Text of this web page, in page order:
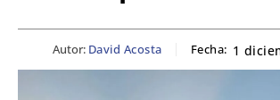
Autor: David Acosta Fecha: 1